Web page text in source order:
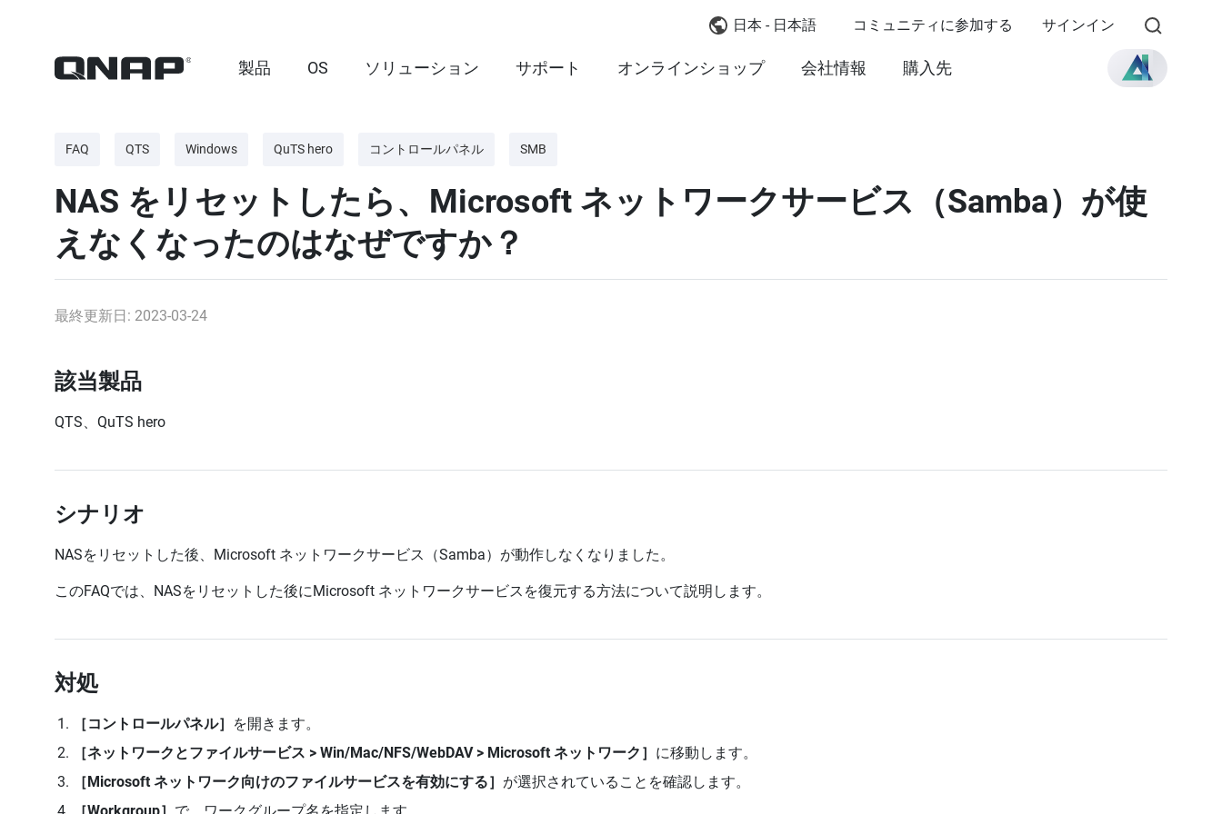
日本 - 日本語 コミュニティに参加する サインイン
製品 OS ソリューション サポート オンラインショップ 会社情報 購入先
FAQ QTS Windows QuTS hero コントロールパネル SMB
NAS をリセットしたら、Microsoft ネットワークサービス（Samba）が使
えなくなったのはなぜですか？
最終更新日: 2023-03-24
該当製品
QTS、QuTS hero
シナリオ
NASをリセットした後、Microsoft ネットワークサービス（Samba）が動作しなくなりました。
このFAQでは、NASをリセットした後にMicrosoft ネットワークサービスを復元する方法について説明します。
対処
［コントロールパネル］
を開きます。
［ネットワークとファイルサービス > Win/Mac/NFS/WebDAV > Microsoft ネットワーク］ に移動します。
［Microsoft ネットワーク向けのファイルサービスを有効にする］ が選択されていることを確認します。